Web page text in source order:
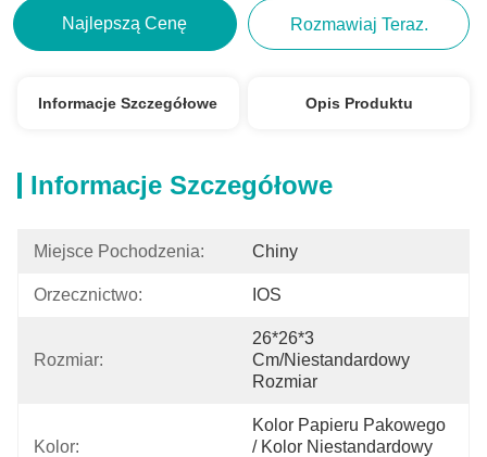
Najlepszą Cenę Rozmawiaj Teraz.
Informacje Szczegółowe Opis Produktu
Informacje Szczegółowe
Miejsce Pochodzenia: Chiny
Orzecznictwo: IOS
Rozmiar:
26*26*3
Cm/niestandardowy
Rozmiar
Kolor:
Kolor Papieru Pakowego
/ Kolor Niestandardowy